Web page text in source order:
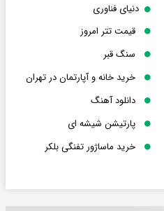
دنیای فناوری
قیمت تتر امروز
سنگ قبر
خرید خانه و آپارتمان در تهران
دانلود آهنگ
پارتیشن شیشه ای
خرید ماساژور تفنگی بلکر